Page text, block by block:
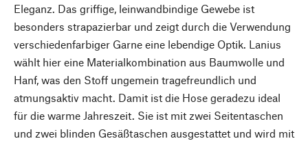
Eleganz. Das griffige, leinwandbindige Gewebe ist
besonders strapazierbar und zeigt durch die Verwendung
verschiedenfarbiger Garne eine lebendige Optik. Lanius
wählt hier eine Materialkombination aus Baumwolle und
Hanf, was den Stoff ungemein tragefreundlich und
atmungsaktiv macht. Damit ist die Hose geradezu ideal
für die warme Jahreszeit. Sie ist mit zwei Seitentaschen
und zwei blinden Gesäßtaschen ausgestattet und wird mit